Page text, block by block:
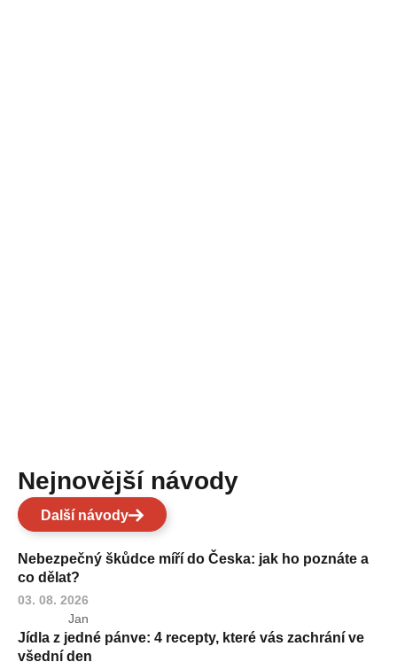
Nejnovější návody
Další návody
Nebezpečný škůdce míří do Česka: jak ho poznáte a
co dělat?
03. 08. 2026
Jan
Jídla z jedné pánve: 4 recepty, které vás zachrání ve
všední den